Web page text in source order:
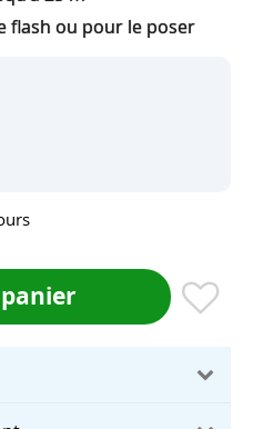
flash ou pour le poser